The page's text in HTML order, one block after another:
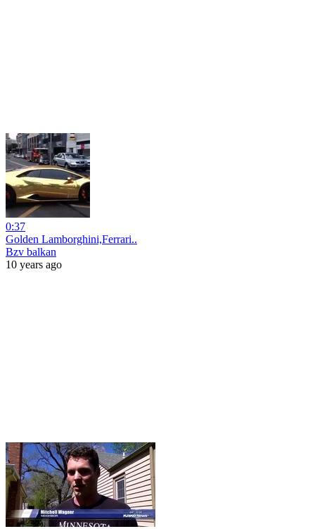
0:37
Golden Lamborghini,Ferrari..
Bzv balkan
10 years ago